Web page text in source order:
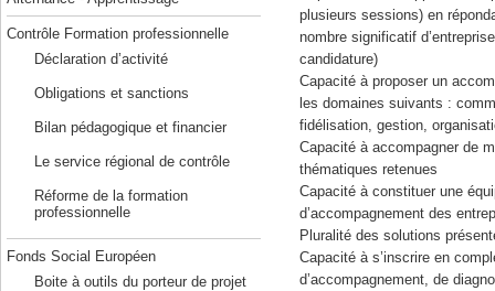
Contrôle Formation professionnelle
Déclaration d’activité
Obligations et sanctions
Bilan pédagogique et financier
Le service régional de contrôle
Réforme de la formation
professionnelle
Fonds Social Européen
Boite à outils du porteur de projet
plusieurs sessions) en
nombre significatif
candidature)
Capacité à proposer un
les domaines suivants :
fidélisation, gestion,
Capacité à accompagner de
thématiques retenues
Capacité à constituer une
d’accompagnement des
Pluralité des solutions
Capacité à s’inscrire en
d’accompagnement, de